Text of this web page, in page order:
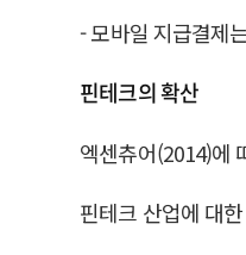
- 모바일 지급결제
핀테크의 확산
엑센츄어(2014)에
핀테크 산업에 대